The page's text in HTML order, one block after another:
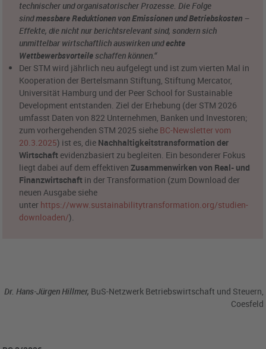
technischer und organisatorischer Prozesse. Die Folge
sindmessbare Reduktionen von Emissionen und Betriebskosten –
Effekte, die nicht nur berichtsrelevant sind, sondern sich
unmittelbar wirtschaftlich auswirken undechte
Wettbewerbsvorteileschaffen können.“
Der STM wird jährlich neu aufgelegt und ist zum vierten Mal in
Kooperation der Bertelsmann Stiftung, Stiftung Mercator,
Universität Hamburg und der Peer School for Sustainable
Development entstanden. Ziel der Erhebung (der STM 2026
umfasst Daten von 822 Unternehmen, Banken und Investoren;
zum vorhergehenden STM 2025 siehe BC-Newsletter vom
20.3.2025) ist es, die Nachhaltigkeitstransformation der
Wirtschaft evidenzbasiert zu begleiten. Ein besonderer Fokus
liegt dabei auf dem effektivenZusammenwirken von Real- und
Finanzwirtschaft in der Transformation (zum Download der
neuen Ausgabe siehe
unter https://www.sustainabilitytransformation.org/studien-
downloaden/).
Dr. Hans-Jürgen Hillmer, BuS-Netzwerk Betriebswirtschaft und Steuern,
Coesfeld